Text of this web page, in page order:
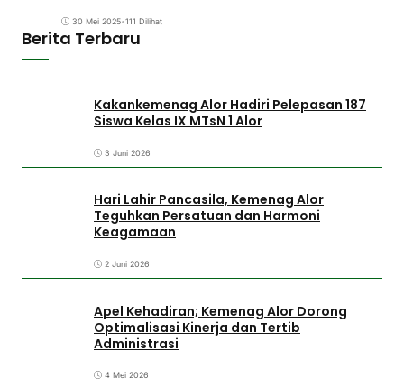
30 Mei 2025•111 Dilihat
Berita Terbaru
Kakankemenag Alor Hadiri Pelepasan 187
Siswa Kelas IX MTsN 1 Alor
3 Juni 2026
Hari Lahir Pancasila, Kemenag Alor
Teguhkan Persatuan dan Harmoni
Keagamaan
2 Juni 2026
Apel Kehadiran; Kemenag Alor Dorong
Optimalisasi Kinerja dan Tertib
Administrasi
4 Mei 2026